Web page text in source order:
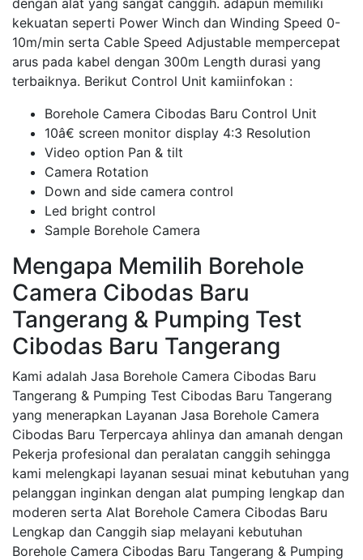
dengan alat yang sangat canggih. adapun memiliki
kekuatan seperti Power Winch dan Winding Speed 0-
10m/min serta Cable Speed Adjustable mempercepat
arus pada kabel dengan 300m Length durasi yang
terbaiknya. Berikut Control Unit kamiinfokan :
Borehole Camera Cibodas Baru Control Unit
10â€ screen monitor display 4:3 Resolution
Video option Pan & tilt
Camera Rotation
Down and side camera control
Led bright control
Sample Borehole Camera
Mengapa Memilih Borehole
Camera Cibodas Baru
Tangerang & Pumping Test
Cibodas Baru Tangerang
Kami adalah Jasa Borehole Camera Cibodas Baru
Tangerang & Pumping Test Cibodas Baru Tangerang
yang menerapkan Layanan Jasa Borehole Camera
Cibodas Baru Terpercaya ahlinya dan amanah dengan
Pekerja profesional dan peralatan canggih sehingga
kami melengkapi layanan sesuai minat kebutuhan yang
pelanggan inginkan dengan alat pumping lengkap dan
moderen serta Alat Borehole Camera Cibodas Baru
Lengkap dan Canggih siap melayani kebutuhan
Borehole Camera Cibodas Baru Tangerang & Pumping